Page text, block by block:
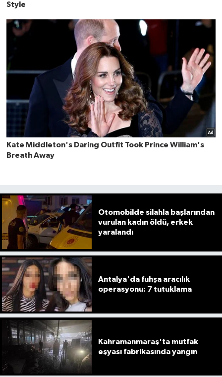
Otomobilde silahla başlarından
vurulan kadın öldü, erkek
yaralandı
Antalya'da fuhşa aracılık
operasyonu: 7 tutuklama
Kahramanmaraş'ta mutfak
eşyası fabrikasında yangın